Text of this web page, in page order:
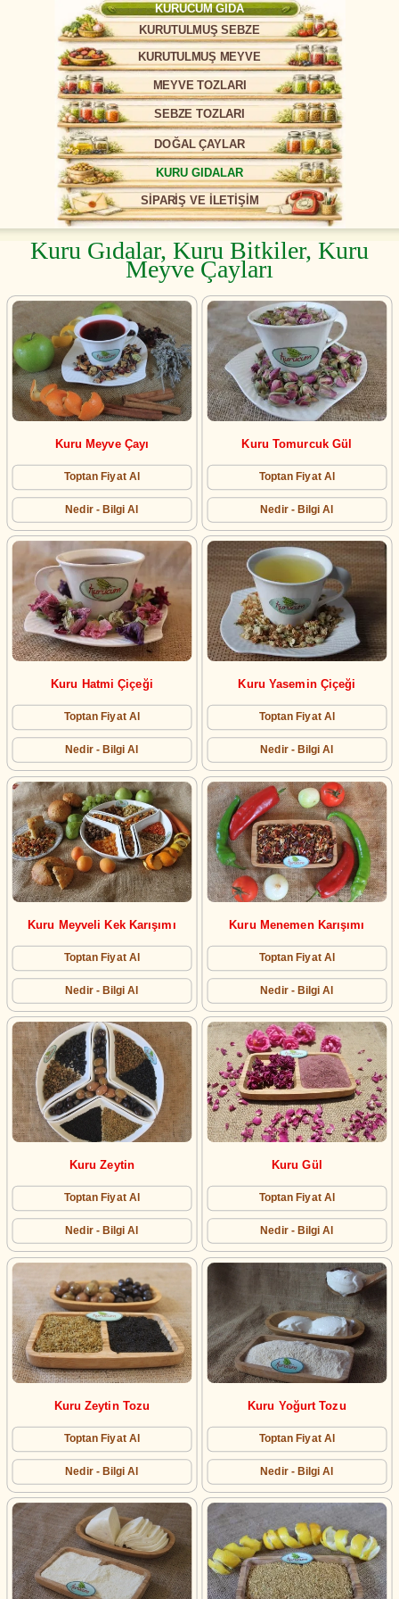
KURUCUM GIDA
KURUTULMUŞ SEBZE
KURUTULMUŞ MEYVE
MEYVE TOZLARI
SEBZE TOZLARI
DOĞAL ÇAYLAR
KURU GIDALAR
SİPARİŞ VE İLETİŞİM
Kuru Gıdalar, Kuru Bitkiler, Kuru
Meyve Çayları
Kuru Meyve Çayı
Toptan Fiyat Al
Nedir - Bilgi Al
Kuru Tomurcuk Gül
Toptan Fiyat Al
Nedir - Bilgi Al
Kuru Hatmi Çiçeği
Toptan Fiyat Al
Nedir - Bilgi Al
Kuru Yasemin Çiçeği
Toptan Fiyat Al
Nedir - Bilgi Al
Kuru Meyveli Kek Karışımı
Toptan Fiyat Al
Nedir - Bilgi Al
Kuru Menemen Karışımı
Toptan Fiyat Al
Nedir - Bilgi Al
Kuru Zeytin
Toptan Fiyat Al
Nedir - Bilgi Al
Kuru Gül
Toptan Fiyat Al
Nedir - Bilgi Al
Kuru Zeytin Tozu
Toptan Fiyat Al
Nedir - Bilgi Al
Kuru Yoğurt Tozu
Toptan Fiyat Al
Nedir - Bilgi Al